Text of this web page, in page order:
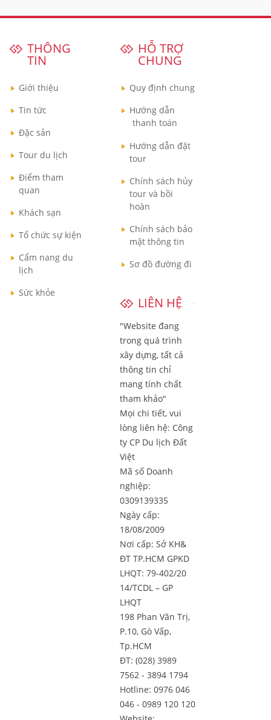
THÔNG
TIN
Giới thiệu
Tin tức
Đặc sản
Tour du lịch
Điểm tham
quan
Khách sạn
Tổ chức sự kiện
Cẩm nang du
lịch
Sức khỏe
HỖ TRỢ
CHUNG
Quy định chung
Hướng dẫn
thanh toán
Hướng dẫn đặt
tour
Chính sách hủy
tour và bồi
hoàn
Chính sách bảo
mật thông tin
Sơ đồ đường đi
LIÊN HỆ
"Website đang
trong quá trình
xây dựng, tất cả
thông tin chỉ
mang tính chất
tham khảo"
Mọi chi tiết, vui
lòng liên hệ: Công
ty CP Du lịch Đất
Việt
Mã số Doanh
nghiệp:
0309139335
Ngày cấp:
18/08/2009
Nơi cấp: Sở KH&
ĐT TP.HCM GPKD
LHQT: 79-402/20
14/TCDL – GP
LHQT
198 Phan Văn Trị,
P.10, Gò Vấp,
Tp.HCM
ĐT: (028) 3989
7562 - 3894 1794
Hotline: 0976 046
046 - 0989 120 120